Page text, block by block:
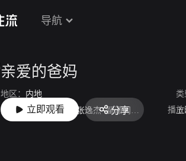
导航
亲爱的爸妈
地区： 内地 类
主演： 闫妮 王砚辉 张逸杰 翟潇闻 李春嫒 戴燕
上
立即观看 分享 播放